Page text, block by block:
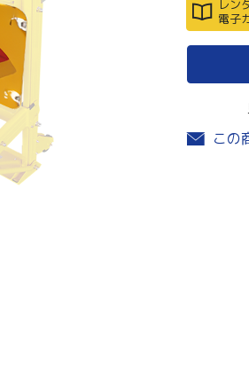
レン
電子
この